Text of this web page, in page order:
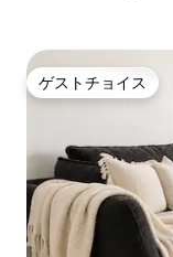
ゲストチョイス
ゲストチョイス